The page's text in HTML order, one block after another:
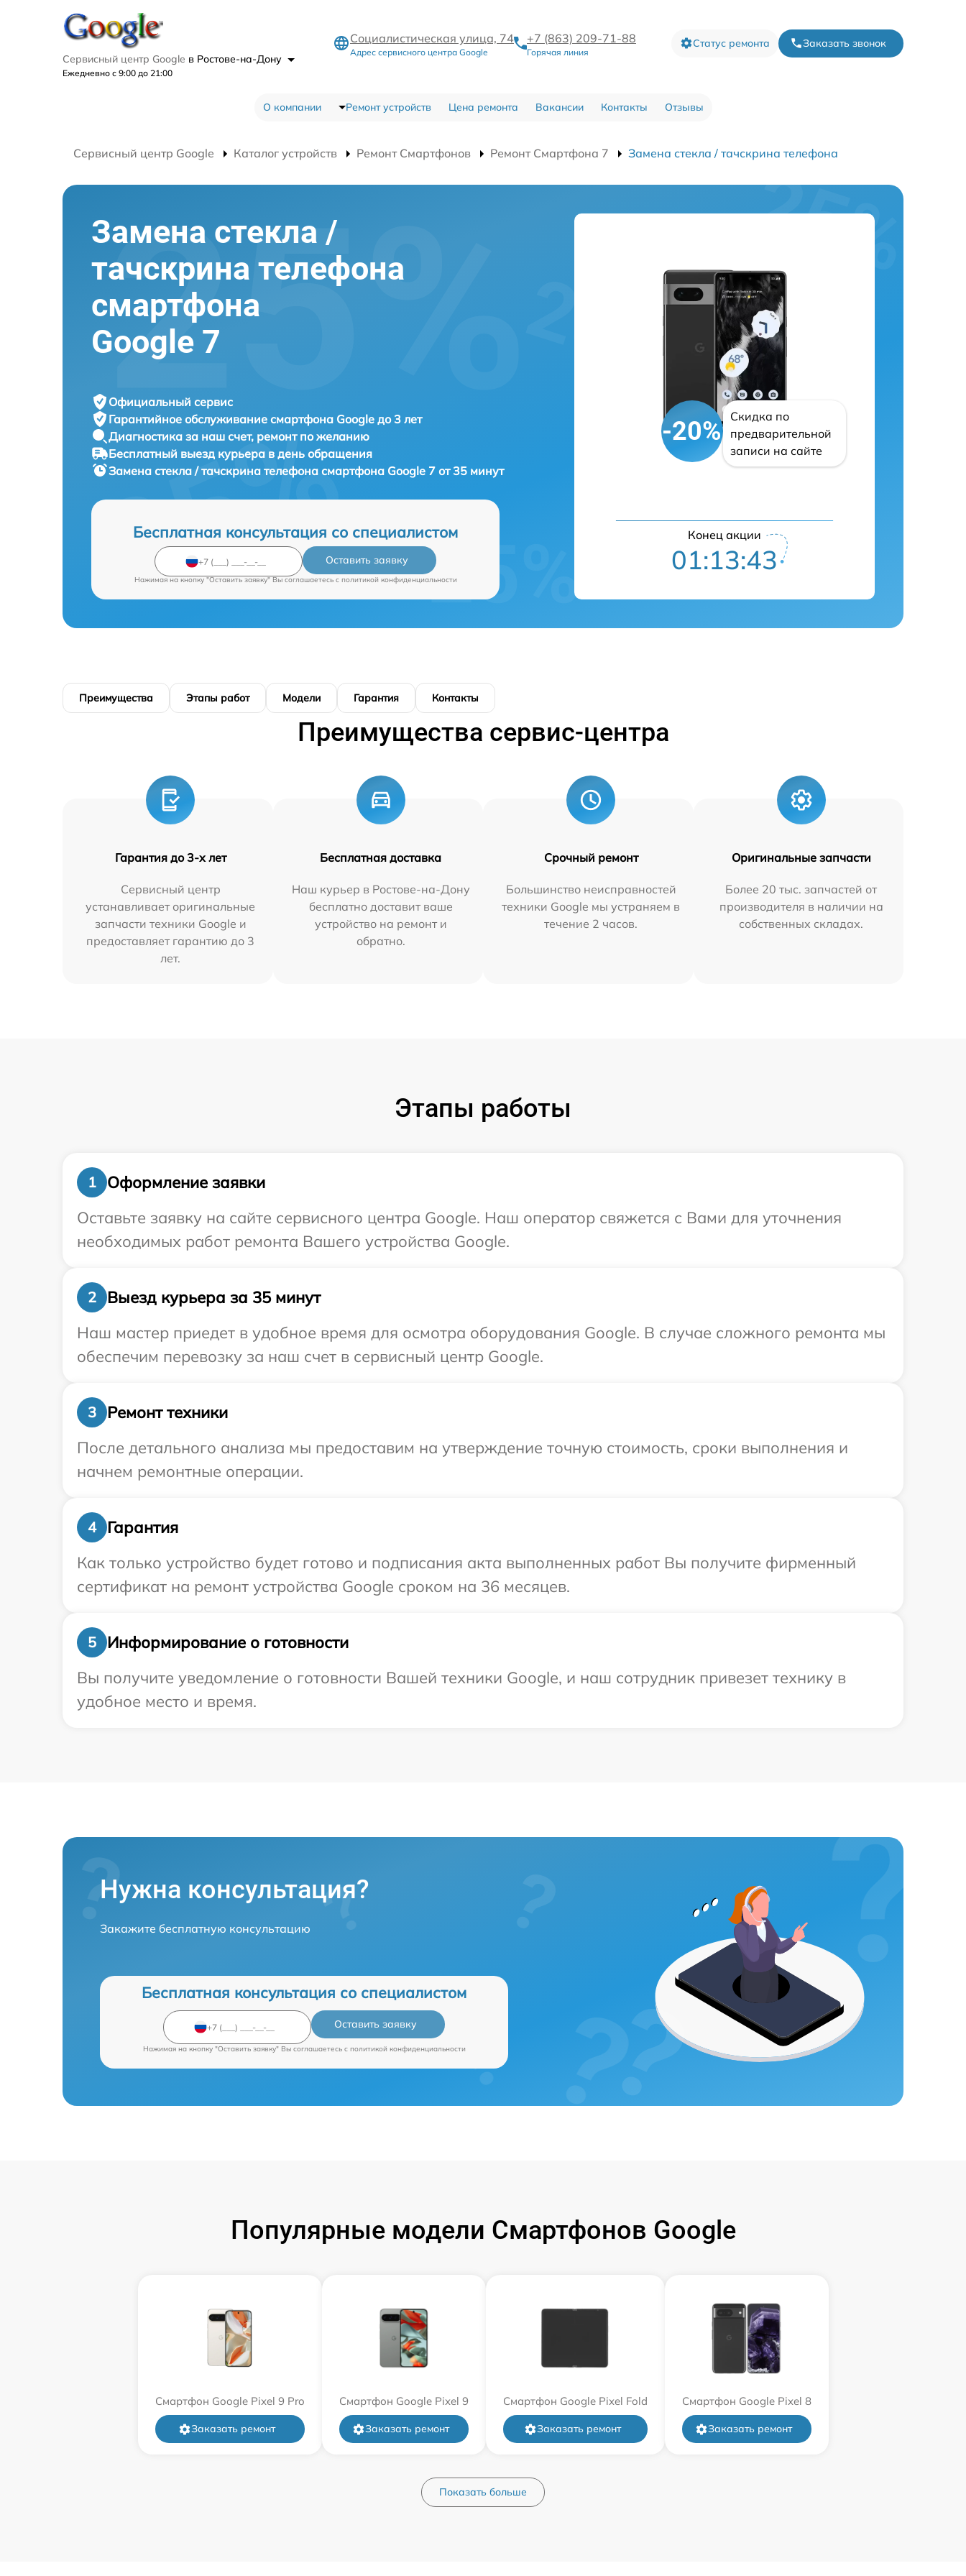
Сервисный центр Google в Ростове-на-Дону
Ежедневно с 9:00 до 21:00
Социалистическая улица, 74
Адрес сервисного центра Google
+7 (863) 209-71-88
Горячая линия
Статус ремонта Заказать звонок
О компании Ремонт устройств Цена ремонта Вакансии Контакты Отзывы
Сервисный центр Google Каталог устройств Ремонт Смартфонов Ремонт Смартфона 7 Замена стекла / тачскрина телефона
Замена стекла /
тачскрина телефона
смартфона
Google 7
Официальный сервис
Гарантийное обслуживание смартфона Google до 3 лет
Диагностика за наш счет, ремонт по желанию
Бесплатный выезд курьера в день обращения
Замена стекла / тачскрина телефона смартфона Google 7 от 35 минут
Бесплатная консультация со специалистом
Оставить заявку
Нажимая на кнопку "Оставить заявку" Вы соглашаетесь c политикой конфиденциальности
-20%
Скидка по
предварительной
записи на сайте
Конец акции
01:13:42
Преимущества Этапы работ Модели Гарантия Контакты
Преимущества сервис-центра
Гарантия до 3-х лет
Сервисный центр
устанавливает оригинальные
запчасти техники Google и
предоставляет гарантию до 3
лет.
Бесплатная доставка
Наш курьер в Ростове-на-Дону
бесплатно доставит ваше
устройство на ремонт и
обратно.
Срочный ремонт
Большинство неисправностей
техники Google мы устраняем в
течение 2 часов.
Оригинальные запчасти
Более 20 тыс. запчастей от
производителя в наличии на
собственных складах.
Этапы работы
1
Оформление заявки
Оставьте заявку на сайте сервисного центра Google. Наш оператор свяжется с Вами для уточнения
необходимых работ ремонта Вашего устройства Google.
2
Выезд курьера за 35 минут
Наш мастер приедет в удобное время для осмотра оборудования Google. В случае сложного ремонта мы
обеспечим перевозку за наш счет в сервисный центр Google.
3
Ремонт техники
После детального анализа мы предоставим на утверждение точную стоимость, сроки выполнения и
начнем ремонтные операции.
4
Гарантия
Как только устройство будет готово и подписания акта выполненных работ Вы получите фирменный
сертификат на ремонт устройства Google сроком на 36 месяцев.
5
Информирование о готовности
Вы получите уведомление о готовности Вашей техники Google, и наш сотрудник привезет технику в
удобное место и время.
Нужна консультация?
Закажите бесплатную консультацию
Бесплатная консультация со специалистом
Оставить заявку
Нажимая на кнопку "Оставить заявку" Вы соглашаетесь c политикой конфиденциальности
Популярные модели Смартфонов Google
Смартфон Google Pixel 9 Pro
Заказать ремонт
Смартфон Google Pixel 9
Заказать ремонт
Смартфон Google Pixel Fold
Заказать ремонт
Смартфон Google Pixel 8
Заказать ремонт
Показать больше